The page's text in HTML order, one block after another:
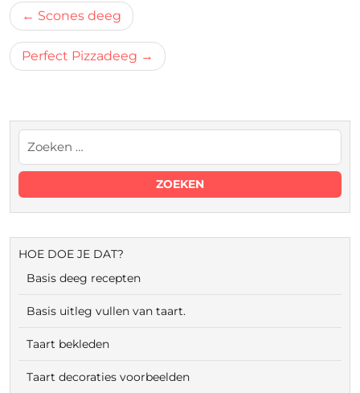
Bericht
navigatie
Scones deeg
Perfect Pizzadeeg
HOE DOE JE DAT?
Basis deeg recepten
Basis uitleg vullen van taart.
Taart bekleden
Taart decoraties voorbeelden